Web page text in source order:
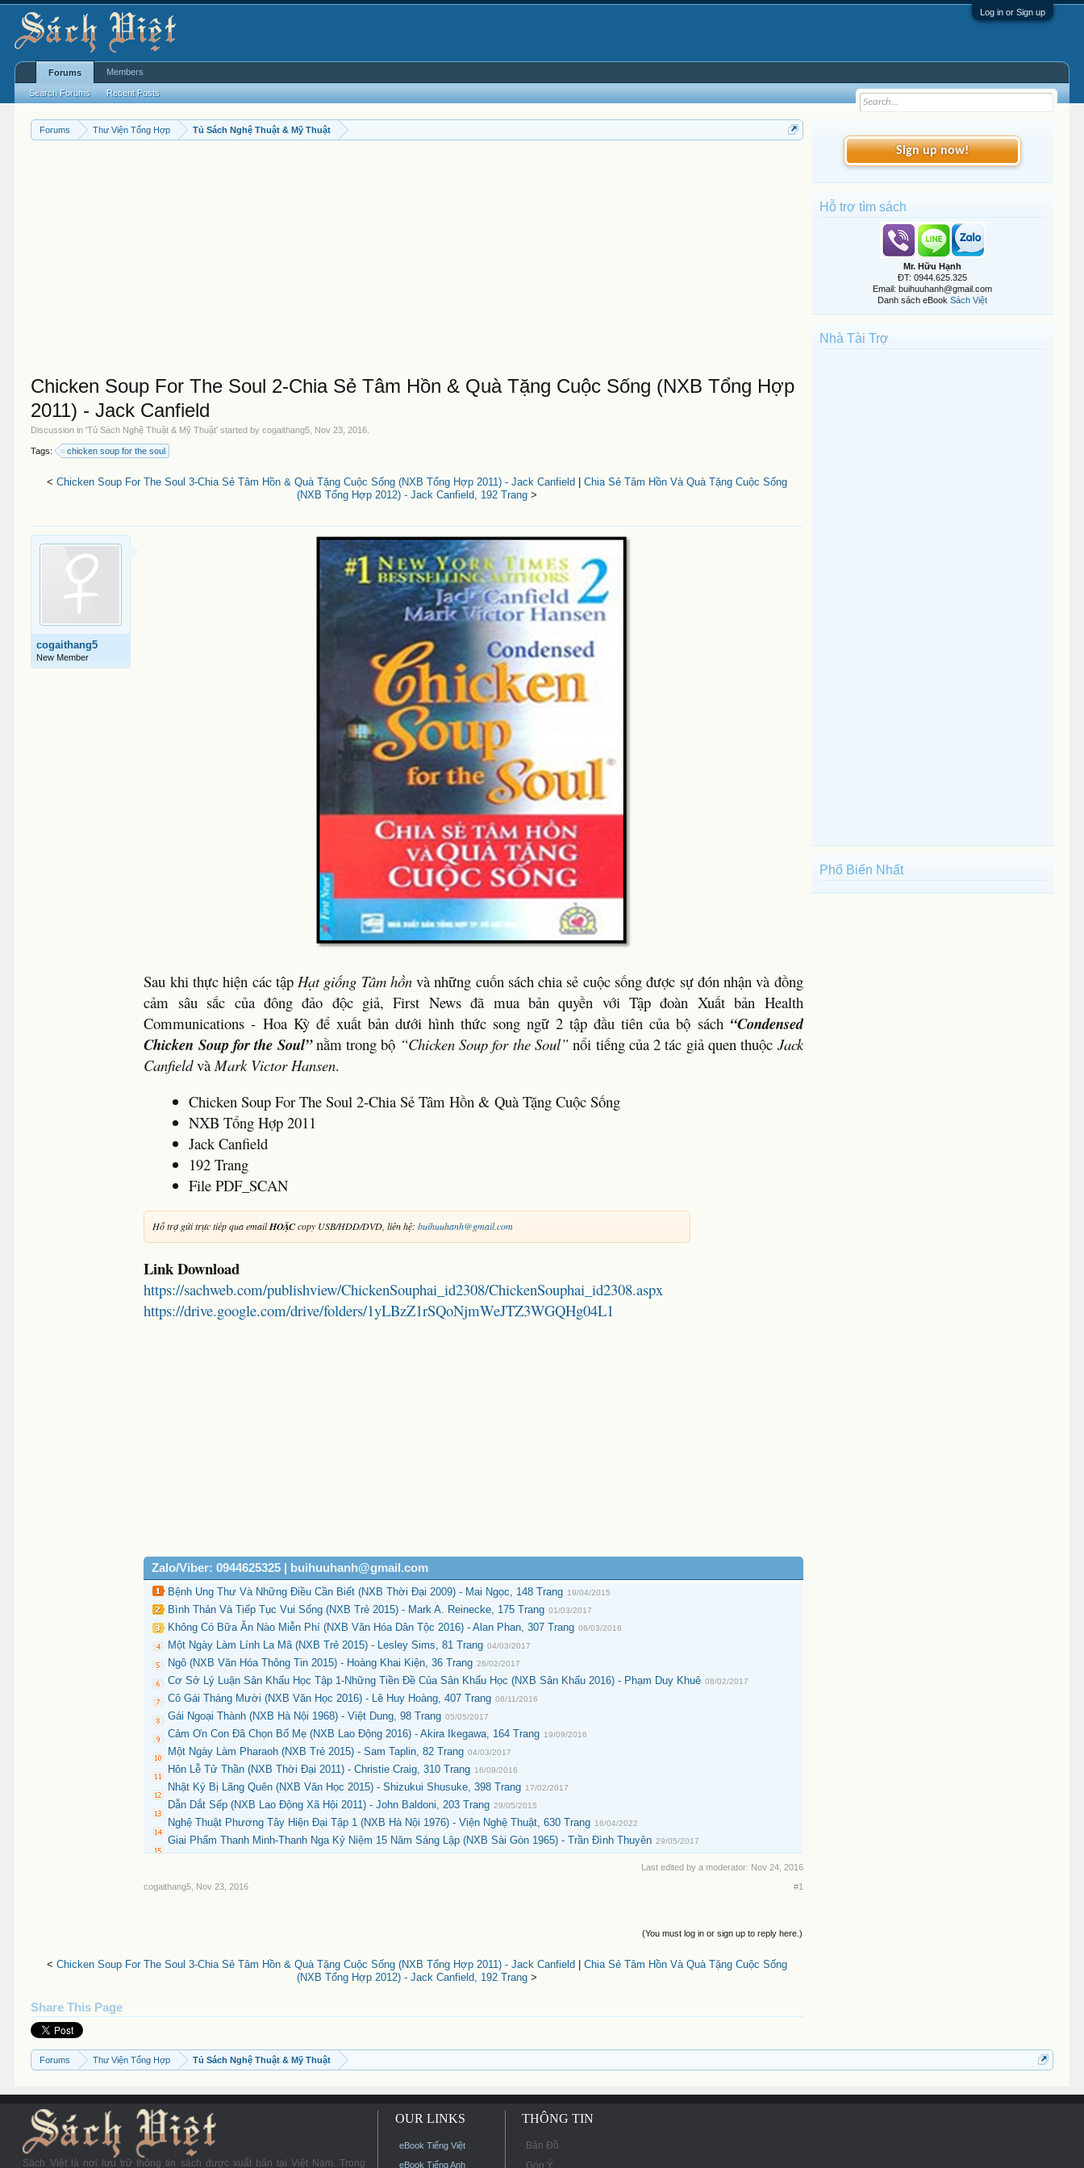
Log in or Sign up
Forums Thư Viện Tổng Hợp Tủ Sách Nghệ Thuật & Mỹ Thuật
Chicken Soup For The Soul 2-Chia Sẻ Tâm Hồn & Quà Tặng Cuộc Sống (NXB Tổng Hợp
2011) - Jack Canfield
Discussion in 'Tủ Sách Nghệ Thuật & Mỹ Thuật' started bycogaithang5 Nov 23, 2016
Tags: chicken soup for the soul
< Chicken Soup For The Soul 3-Chia Sẻ Tâm Hồn & Quà Tặng Cuộc Sống (NXB Tổng Hợp 2011) - Jack Canfield
Chia Sẻ Tâm Hồn Và Quà Tặng Cuộc Sống
(NXB Tổng Hợp 2012) - Jack Canfield, 192 Trang >
cogaithang5
New Member
Sau khi thực hiện các tậpHạt giống Tâm hồnvà những cuốn sách chia sẻ cuộc sống được sự đón nhận và đồng
cảm sâu sắc của đông đảo độc giả, First News đã mua bản quyền với Tập đoàn Xuất bản Health
Communications - Hoa Kỳ để xuất bản dưới hình thức song ngữ 2 tập đầu tiên của bộ sách “Condensed
Chicken Soup for the Soul”nằm trong bộ “Chicken Soup for the Soul”nổi tiếng của 2 tác giả quen thuộc Jack
CanfieldvàMark Victor Hansen.
Chicken Soup For The Soul 2-Chia Sẻ Tâm Hồn & Quà Tặng Cuộc Sống
NXB Tổng Hợp 2011
Jack Canfield
192 Trang
File PDF_SCAN
Hỗ trợ gửi trực tiếp qua emailHOẶCcopy USB/HDD/DVD, liên hệ:buihuuhanh@gmail.com
Link Download
https://sachweb.com/publishview/ChickenSouphai_id2308/ChickenSouphai_id2308.aspx
https://drive.google.com/drive/folders/1yLBzZ1rSQoNjmWeJTZ3WGQHg04L1
Zalo/Viber: 0944625325 | buihuuhanh@gmail.com
Bệnh Ung Thư Và Những Điều Cần Biết (NXB Thời Đại 2009) - Mai Ngọc, 148 Trang 19/04/2015
Bình Thản Và Tiếp Tục Vui Sống (NXB Trẻ 2015) - Mark A. Reinecke, 175 Trang 01/03/2017
Không Có Bữa Ăn Nào Miễn Phí (NXB Văn Hóa Dân Tộc 2016) - Alan Phan, 307 Trang 06/03/2016
Một Ngày Làm Lính La Mã (NXB Trẻ 2015) - Lesley Sims, 81 Trang 04/03/2017
Ngô (NXB Văn Hóa Thông Tin 2015) - Hoàng Khai Kiện, 36 Trang 26/02/2017
Cơ Sở Lý Luận Sân Khấu Học Tập 1-Những Tiền Đề Của Sân Khấu Học (NXB Sân Khấu 2016) - Phạm Duy Khuê 08/02/2017
Cô Gái Tháng Mười (NXB Văn Học 2016) - Lê Huy Hoàng, 407 Trang 08/11/2016
Gái Ngoại Thành (NXB Hà Nội 1968) - Việt Dung, 98 Trang 05/05/2017
Cảm Ơn Con Đã Chọn Bố Mẹ (NXB Lao Động 2016) - Akira Ikegawa, 164 Trang 19/09/2016
Một Ngày Làm Pharaoh (NXB Trẻ 2015) - Sam Taplin, 82 Trang 04/03/2017
Hôn Lễ Tử Thần (NXB Thời Đại 2011) - Christie Craig, 310 Trang 16/09/2016
Nhật Ký Bị Lãng Quên (NXB Văn Học 2015) - Shizukui Shusuke, 398 Trang 17/02/2017
Dẫn Dắt Sếp (NXB Lao Động Xã Hội 2011) - John Baldoni, 203 Trang 29/05/2015
Nghệ Thuật Phương Tây Hiện Đại Tập 1 (NXB Hà Nội 1976) - Viện Nghệ Thuật, 630 Trang 16/04/2022
Giai Phẩm Thanh Minh-Thanh Nga Kỷ Niệm 15 Năm Sáng Lập (NXB Sài Gòn 1965) - Trần Đình Thuyên 29/05/2017
Last edited by a moderator: Nov 24, 2016
cogaithang5 Nov 23, 2016 #1
(You must log in or sign up to reply here.)
< Chicken Soup For The Soul 3-Chia Sẻ Tâm Hồn & Quà Tặng Cuộc Sống (NXB Tổng Hợp 2011) - Jack Canfield
Chia Sẻ Tâm Hồn Và Quà Tặng Cuộc Sống
(NXB Tổng Hợp 2012) - Jack Canfield, 192 Trang >
Share This Page
Sign up now!
Hỗ trợ tìm sách
Mr. Hữu Hạnh
ĐT: 0944.625.325
Email: buihuuhanh@gmail.com
Danh sách eBook Sách Việt
Nhà Tài Trợ
Phổ Biến Nhất
Forums Thư Viện Tổng Hợp Tủ Sách Nghệ Thuật & Mỹ Thuật
Forums
Search Forums Recent Posts
Members
Sách Việt là nơi lưu trữ thông tin sách được xuất bản tại Việt Nam. Trong
OUR LINKS
eBook Tiếng Việt
eBook Tiếng Anh
THÔNG TIN
Bản Đồ
Góp Ý